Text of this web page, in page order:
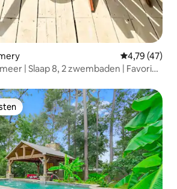
Gemiddelde
4,79 (47)
| Slaap 8, 2 zwembaden | Favoriet